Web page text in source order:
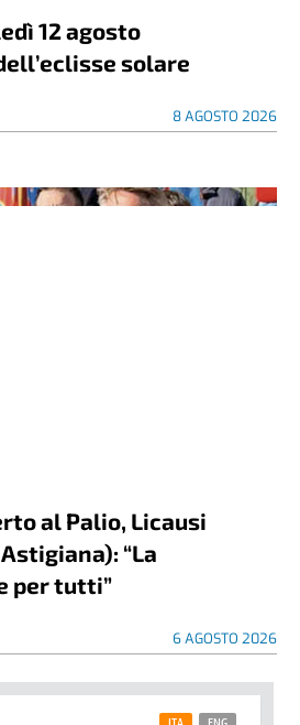
12 agosto
solare
8 AGOSTO 2026
al Palio, Licausi
“La
per tutti”
6 AGOSTO 2026